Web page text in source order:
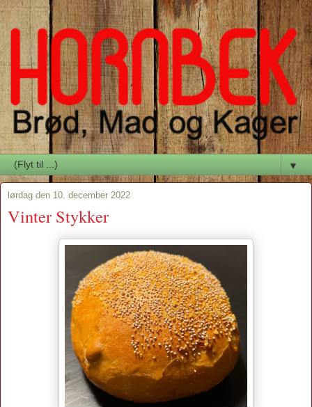
▼
lørdag den 10. december 2022
Vinter Stykker